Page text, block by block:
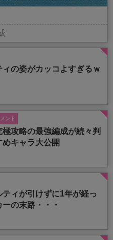
ィの姿がカッコよすぎるｗ
ント
極攻略の最強編成が続々判
キャラ大公開
ティが引けずに1年が経っ
の末路・・・